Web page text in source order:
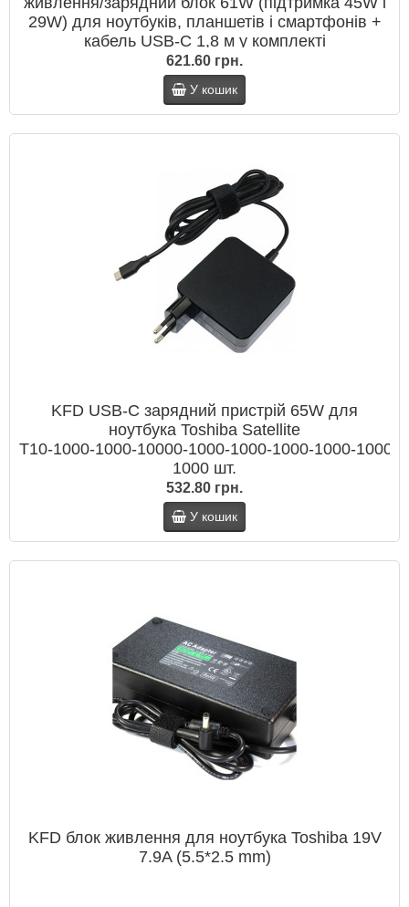
29W) для ноутбуків, планшетів і смартфонів +
кабель USB‑C 1,8 м у комплекті
621.60 грн.
У кошик
KFD USB‑C зарядний пристрій 65W для
ноутбука Toshiba Satellite
1000 шт.
532.80 грн.
У кошик
KFD блок живлення для ноутбука Toshiba 19V
7.9A (5.5*2.5 mm)